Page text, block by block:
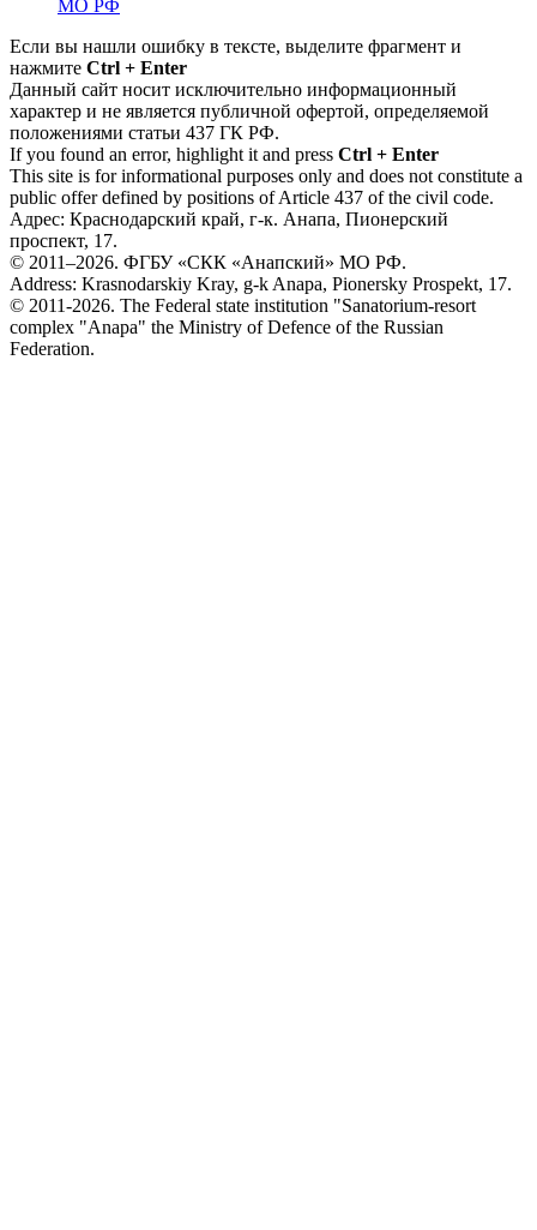
МО РФ
Если вы нашли ошибку в тексте, выделите фрагмент и
нажмите Ctrl + Enter
Данный сайт носит исключительно информационный
характер и не является публичной офертой, определяемой
положениями статьи 437 ГК РФ.
If you found an error, highlight it and press Ctrl + Enter
This site is for informational purposes only and does not constitute a
public offer defined by positions of Article 437 of the civil code.
Адрес: Краснодарский край, г-к. Анапа, Пионерский
проспект, 17.
© 2011–2026. ФГБУ «СКК «Анапский» МО РФ.
Address: Krasnodarskiy Kray, g-k Anapa, Pionersky Prospekt, 17.
© 2011-2026. The Federal state institution "Sanatorium-resort
complex "Anapa" the Ministry of Defence of the Russian
Federation.